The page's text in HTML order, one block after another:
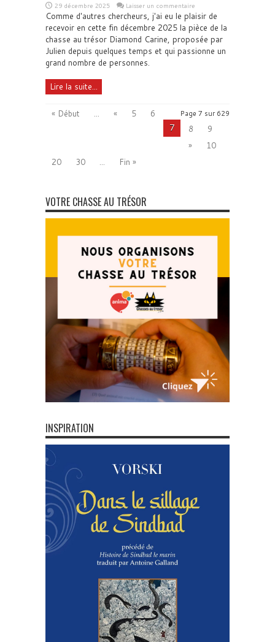
29 décembre 2025 Laisser un commentaire
Comme d'autres chercheurs, j'ai eu le plaisir de
recevoir en cette fin décembre 2025 la pièce de la
chasse au trésor Diamond Carine, proposée par
Julien depuis quelques temps et qui passionne un
grand nombre de personnes.
Lire la suite...
Page 7 sur 629
« Début ... « 5
6
7
8
9
»
10
20
30 ... Fin »
VOTRE CHASSE AU TRÉSOR
INSPIRATION